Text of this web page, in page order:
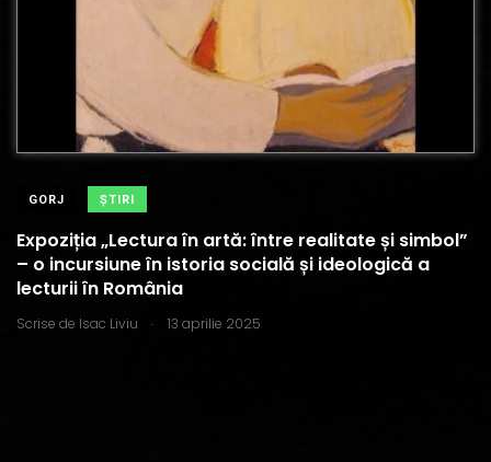
GORJ ŞTIRI
Expoziția „Lectura în artă: între realitate și simbol”
– o incursiune în istoria socială și ideologică a
lecturii în România
Scrise de Isac Liviu . 13 aprilie 2025